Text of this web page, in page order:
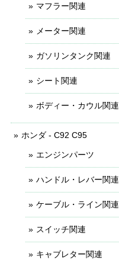
マフラー関連
メーター関連
ガソリンタンク関連
シート関連
ボディー・カウル関連
ホンダ - C92 C95
エンジンパーツ
ハンドル・レバー関連
ケーブル・ライン関連
スイッチ関連
キャブレター関連